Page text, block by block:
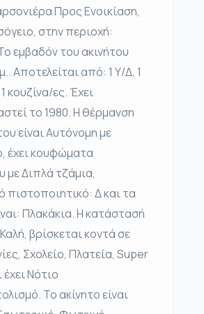
Προς Ενοικίαση,
στην περιοχή:
εμβαδόν του ακινήτου
Αποτελείται από: 1 Υ/Δ, 1
κουζίνα/ες. Έχει
το 1980. Η θέρμανση
είναι Αυτόνομη με
έχει κουφώματα
με Διπλά τζάμια,
πιστοποιητικό: Δ και τα
Πλακάκια. Η κατάστασή
βρίσκεται κοντά σε
Σχολείο, Πλατεία, Super
Νότιο
Το ακίνητο είναι